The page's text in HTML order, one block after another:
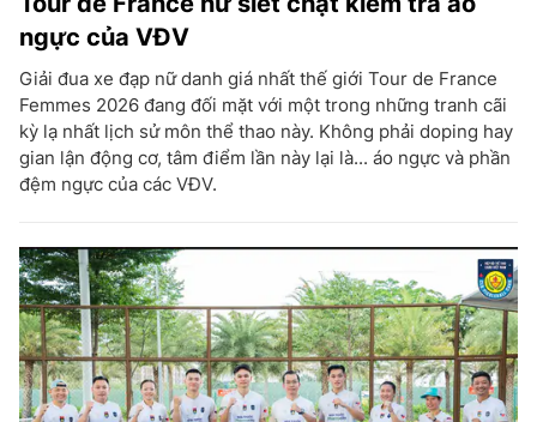
ngực của VĐV
Giải đua xe đạp nữ danh giá nhất thế giới Tour de France
Femmes 2026 đang đối mặt với một trong những tranh cãi
kỳ lạ nhất lịch sử môn thể thao này. Không phải doping hay
gian lận động cơ, tâm điểm lần này lại là... áo ngực và phần
đệm ngực của các VĐV.